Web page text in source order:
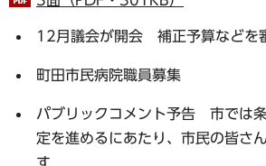
12月議会が開会 補正予算などを
町田市民病院職員募集
パブリックコメント予告 市では
定を進めるにあたり、市民の皆さ
す